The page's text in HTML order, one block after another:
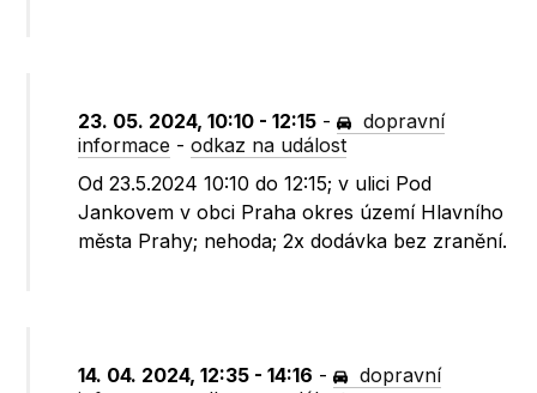
23. 05. 2024, 10:10 - 12:15 -
dopravní
informace -odkaz na událost
Od 23.5.2024 10:10 do 12:15; v ulici Pod
Jankovem v obci Praha okres území Hlavního
města Prahy; nehoda; 2x dodávka bez zranění.
14. 04. 2024, 12:35 - 14:16 -
dopravní